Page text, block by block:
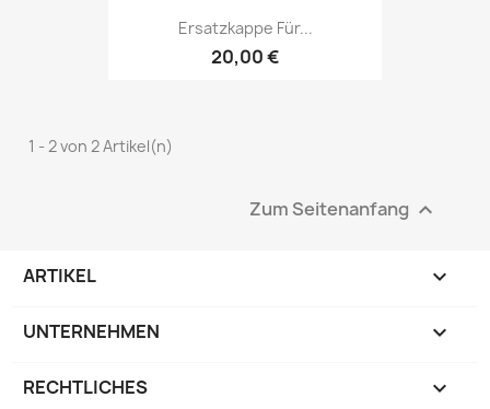
Ersatzkappe Für...
20,00 €
1 - 2 von 2 Artikel(n)
Zum Seitenanfang 
ARTIKEL 
UNTERNEHMEN 
RECHTLICHES 